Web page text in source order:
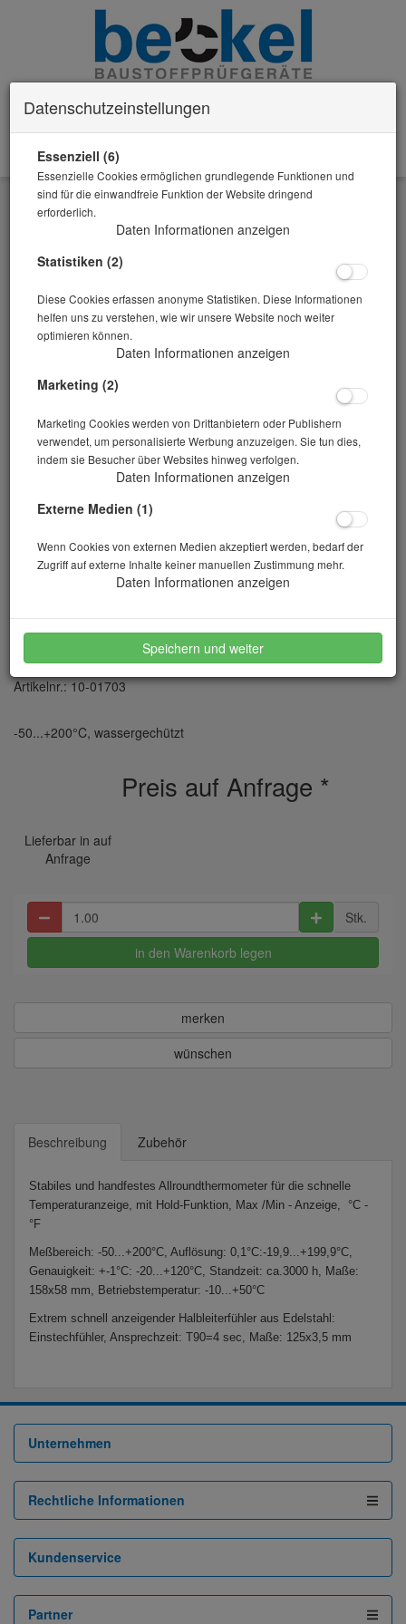
Zurück
Alle Artikel zeigen aus: Temperatur-Messung
Stechthermometer Maxi digital
Artikelnr.: 10-01703
-50...+200°C, wassergechützt
Preis auf Anfrage *
Lieferbar in auf
Anfrage
Stk.
in den Warenkorb legen
merken
wünschen
Beschreibung Zubehör
Stabiles und handfestes Allroundthermometer für die schnelle
Temperaturanzeige, mit Hold-Funktion, Max /Min - Anzeige, °C -
°F
Meßbereich: -50...+200°C, Auflösung: 0,1°C:-19,9...+199,9°C,
Genauigkeit: +-1°C: -20...+120°C, Standzeit: ca.3000 h, Maße:
158x58 mm, Betriebstemperatur: -10...+50°C
Extrem schnell anzeigender Halbleiterfühler aus Edelstahl:
Einstechfühler, Ansprechzeit: T90=4 sec, Maße: 125x3,5 mm
Unternehmen
Rechtliche Informationen
Kundenservice
Partner
Datenschutzeinstellungen
Essenziell (6)
Essenzielle Cookies ermöglichen grundlegende Funktionen und
sind für die einwandfreie Funktion der Website dringend
erforderlich.
Daten Informationen anzeigen
Statistiken (2)
Diese Cookies erfassen anonyme Statistiken. Diese Informationen
helfen uns zu verstehen, wie wir unsere Website noch weiter
optimieren können.
Daten Informationen anzeigen
Marketing (2)
Marketing Cookies werden von Drittanbietern oder Publishern
verwendet, um personalisierte Werbung anzuzeigen. Sie tun dies,
indem sie Besucher über Websites hinweg verfolgen.
Daten Informationen anzeigen
Externe Medien (1)
Wenn Cookies von externen Medien akzeptiert werden, bedarf der
Zugriff auf externe Inhalte keiner manuellen Zustimmung mehr.
Daten Informationen anzeigen
Speichern und weiter